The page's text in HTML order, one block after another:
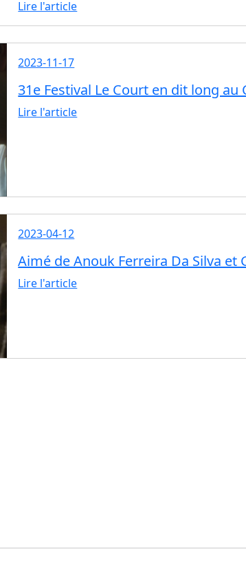
Lire l'article
2023-11-17
31e Festival Le Court en dit long
Lire l'article
2023-04-12
Aimé de Anouk Ferreira Da Silva et
Lire l'article